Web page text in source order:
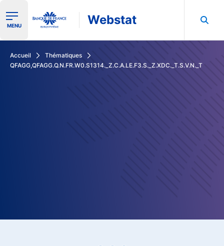
Ouvrir le menu de navigation
MENU Webstat
Accueil
Thématiques
QFAGG,QFAGG.Q.N.FR.W0.S1314._Z.C.A.LE.F3.S._Z.XDC._T.S.V.N._T